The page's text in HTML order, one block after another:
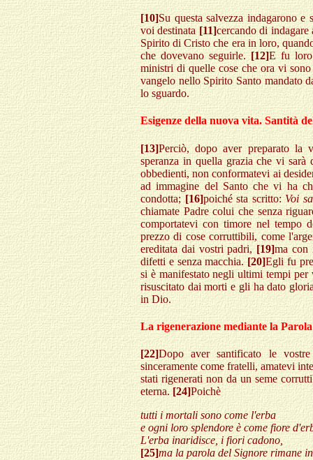
[10]Su questa salvezza indagarono
voi destinata [11]cercando di indagare
Spirito di Cristo che era in loro,
che dovevano seguirle.[12]E fu loro
ministri di quelle cose che ora vi
vangelo nello Spirito Santo mandato
lo sguardo.
Esigenze della nuova vita. Santità
[13]Perciò, dopo aver preparato la
speranza in quella grazia che vi
obbedienti, non conformatevi ai
ad immagine del Santo che vi ha
condotta;[16]poiché sta scritto:Voi
chiamate Padre colui che senza
comportatevi con timore nel tempo
prezzo di cose corruttibili, come
ereditata dai vostri padri, [19]ma con
difetti e senza macchia.[20]Egli fu
si è manifestato negli ultimi tempi
risuscitato dai morti e gli ha dato
in Dio.
La rigenerazione mediante la Parola
[22]Dopo aver santificato le
sinceramente come fratelli, amatevi
stati rigenerati non da un seme
eterna. [24]Poichè
tutti i mortali sono come l'erba
e ogni loro splendore è come fiore
L'erba inaridisce, i fiori cadono,
[25]ma la parola del Signore rimane